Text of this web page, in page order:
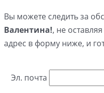
Вы можете следить за
Валентина!, не
адрес в форму ниже, и
Эл. почта